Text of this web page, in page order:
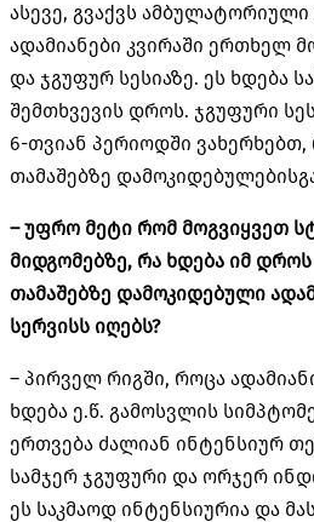
ასევე, გვაქვს
ადამიანები კვირაში ერთხელ
და ჯგუფურ სესიაზე. ეს ხდება
შემთხვევის დროს. ჯგუფური
6-თვიან პერიოდში
თამაშებზე
– უფრო მეტი რომ მოგვიყვეთ
მიდგომებზე, რა ხდება იმ
თამაშებზე დამოკიდებული
სერვისს იღებს?
– პირველ რიგში, როცა
ხდება ე.წ. გამოსვლის
ერთვება ძალიან ინტენსიურ
სამჯერ ჯგუფური და ორჯერ
ეს საკმაოდ ინტენსიურია და